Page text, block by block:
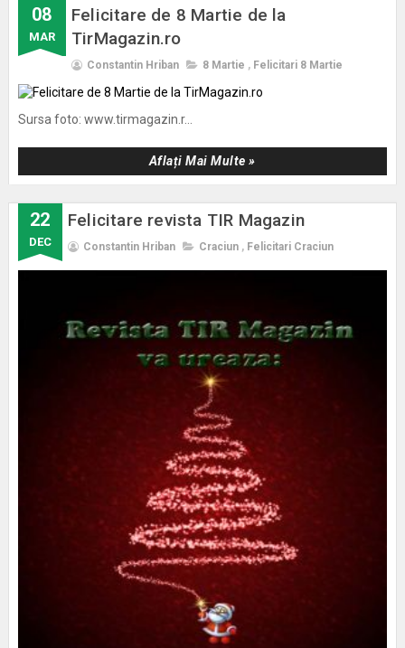
08
MAR
Felicitare de 8 Martie de la
TirMagazin.ro
Constantin Hriban 8 Martie , Felicitari 8 Martie
Sursa foto: www.tirmagazin.r...
Aflați Mai Multe »
22
DEC
Felicitare revista TIR Magazin
Constantin Hriban Craciun , Felicitari Craciun